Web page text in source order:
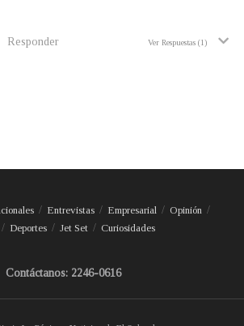
Responder Ver Respuestas (1)
Entrevistas Empresarial
Opinión
Deportes Jet Set Curiosidades
Contáctanos: 2246-0616